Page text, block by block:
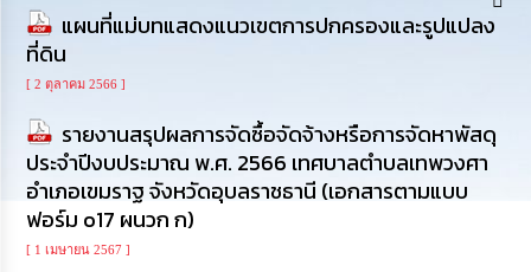
บริการ
แผนการ
ใช้
จ่าย
งบ
ประมาณ
ประจำ
ปี
แผนที่แม่บทแสดงแนวเขตการปกครองและรูปแปลง
ที่ดิน
[ 2 ตุลาคม 2566 ]
รายงานสรุปผลการจัดซื้อจัดจ้างหรือการจัดหาพัสดุ
ประจำปีงบประมาณ พ.ศ. 2566 เทศบาลตำบลเทพวงศา
อำเภอเขมราฐ จังหวัดอุบลราชธานี (เอกสารตามแบบ
ฟอร์ม o17 ผนวก ก)
[ 1 เมษายน 2567 ]